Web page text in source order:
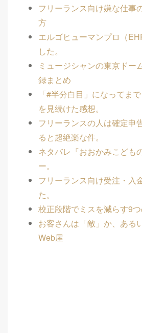
フリーランス向け嫌な仕事
方
エルゴヒューマンプロ（
した。
ミュージシャンの東京ドー
録まとめ
「#半分白目」になってま
を見続けた感想。
フリーランスの人は確定申
ると超絶楽な件。
ネタバレ『おおかみこども
ー。
フリーランス向け受注・入
た。
校正段階でミスを減らす9
お客さんは「敵」か、ある
Web屋